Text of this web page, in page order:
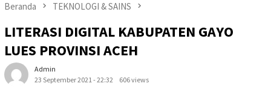
Beranda TEKNOLOGI & SAINS
LITERASI DIGITAL KABUPATEN GAYO
LUES PROVINSI ACEH
Admin
23 September 2021 - 22:32
606 views